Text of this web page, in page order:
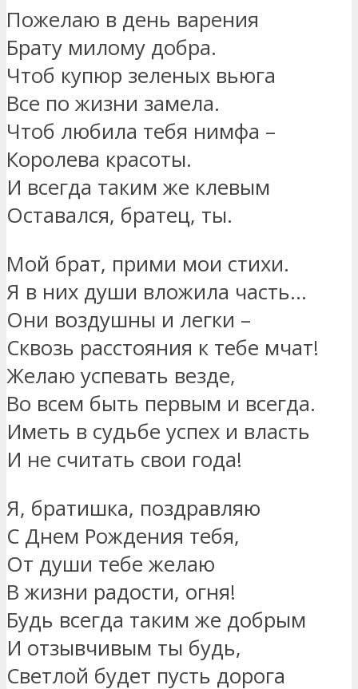
Пожелаю в день варения
Брату милому добра.
Чтоб купюр зеленых вьюга
Все по жизни замела.
Чтоб любила тебя нимфа –
Королева красоты.
И всегда таким же клевым
Оставался, братец, ты.
Мой брат, прими мои стихи.
Я в них души вложила часть…
Они воздушны и легки –
Сквозь расстояния к тебе мчат!
Желаю успевать везде,
Во всем быть первым и всегда.
Иметь в судьбе успех и власть
И не считать свои года!
Я, братишка, поздравляю
С Днем Рождения тебя,
От души тебе желаю
В жизни радости, огня!
Будь всегда таким же добрым
И отзывчивым ты будь,
Светлой будет пусть дорога